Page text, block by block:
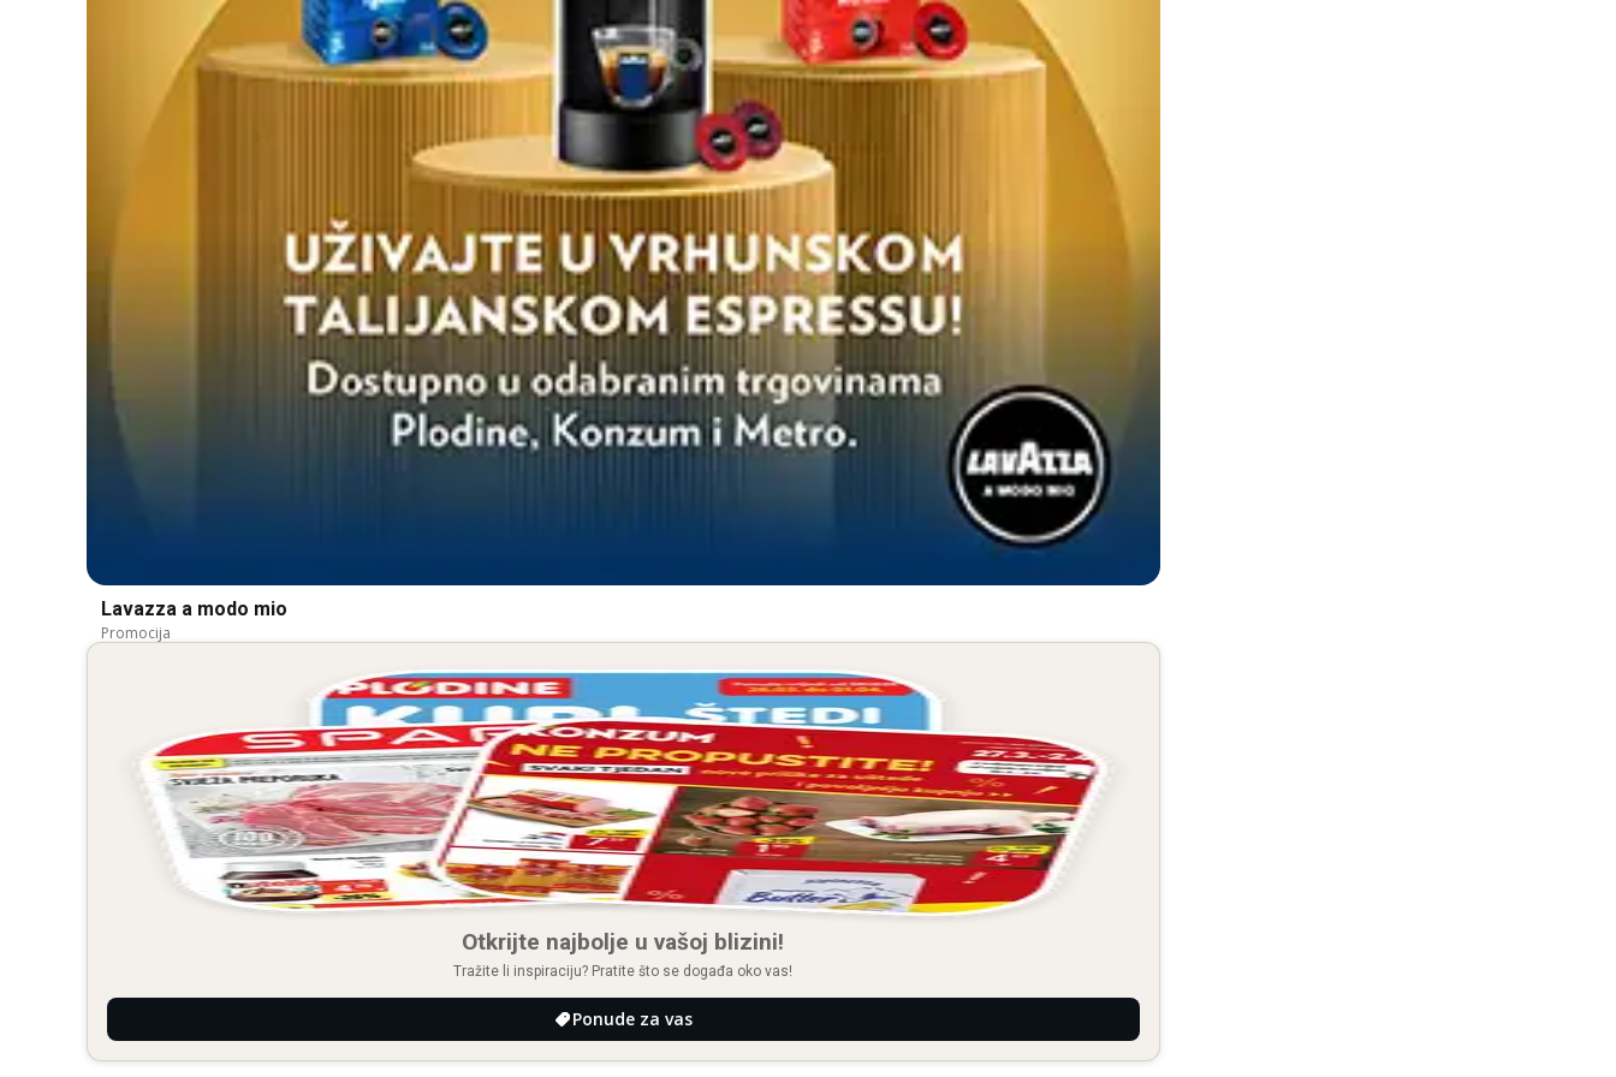
Lavazza a modo mio
Promocija
Otkrijte najbolje u vašoj blizini!
Tražite li inspiraciju? Pratite što se događa oko vas!
Ponude za vas